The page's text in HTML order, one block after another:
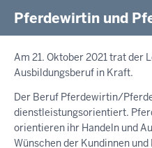
hier
Pferdewirtin und
Am 21. Oktober 2021 trat der
Ausbildungsberuf in Kraft.
Der Beruf Pferdewirtin/
dienstleistungsorientiert.
orientieren ihr Handeln und
Wünschen der Kundinnen